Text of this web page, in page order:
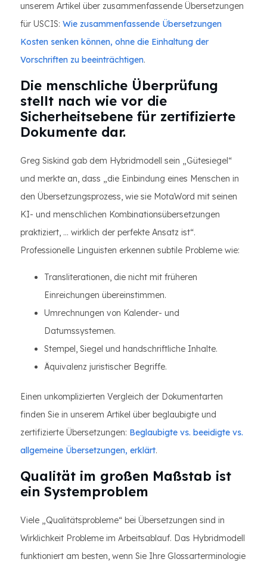
unserem Artikel über zusammenfassende Übersetzungen
für USCIS: Wie zusammenfassende Übersetzungen
Kosten senken können, ohne die Einhaltung der
Vorschriften zu beeinträchtigen.
Die menschliche Überprüfung
stellt nach wie vor die
Sicherheitsebene für zertifizierte
Dokumente dar.
Greg Siskind gab dem Hybridmodell sein „Gütesiegel“
und merkte an, dass „die Einbindung eines Menschen in
den Übersetzungsprozess, wie sie MotaWord mit seinen
KI- und menschlichen Kombinationsübersetzungen
praktiziert, … wirklich der perfekte Ansatz ist“.
Professionelle Linguisten erkennen subtile Probleme wie:
Transliterationen, die nicht mit früheren
Einreichungen übereinstimmen.
Umrechnungen von Kalender- und
Datumssystemen.
Stempel, Siegel und handschriftliche Inhalte.
Äquivalenz juristischer Begriffe.
Einen unkomplizierten Vergleich der Dokumentarten
finden Sie in unserem Artikel über beglaubigte und
zertifizierte Übersetzungen: Beglaubigte vs. beeidigte vs.
allgemeine Übersetzungen, erklärt.
Qualität im großen Maßstab ist
ein Systemproblem
Viele „Qualitätsprobleme“ bei Übersetzungen sind in
Wirklichkeit Probleme im Arbeitsablauf. Das Hybridmodell
funktioniert am besten, wenn Sie Ihre Glossarterminologie